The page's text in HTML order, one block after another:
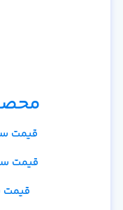
قیمت
قیمت
قیمت